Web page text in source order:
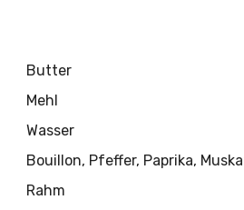
Butter
Mehl
Wasser
Bouillon, Pfeffer, Paprika,
Rahm